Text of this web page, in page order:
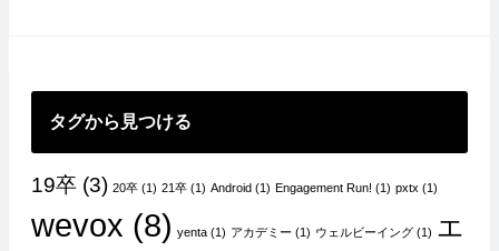
タグから見つける
19卒(3) 20卒(1) 21卒(1) Android(1) Engagement Run! (1) pxtx (1)
wevox (8) yenta(1) アカデミー (1) ウェルビーイング(1) エ